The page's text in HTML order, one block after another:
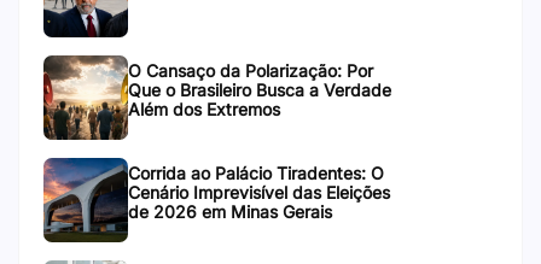
O Cansaço da Polarização: Por
Que o Brasileiro Busca a Verdade
Além dos Extremos
Corrida ao Palácio Tiradentes: O
Cenário Imprevisível das Eleições
de 2026 em Minas Gerais